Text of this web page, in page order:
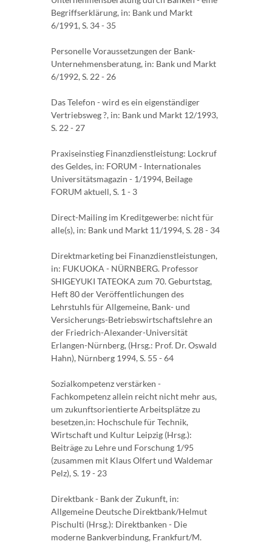
Begriffserklärung, in: Bank und Markt
6/1991, S. 34 - 35
Personelle Voraussetzungen der Bank-
Unternehmensberatung, in: Bank und Markt
6/1992, S. 22 - 26
Das Telefon - wird es ein eigenständiger
Vertriebsweg ?, in: Bank und Markt 12/1993,
S. 22 - 27
Praxiseinstieg Finanzdienstleistung: Lockruf
des Geldes, in: FORUM - Internationales
Universitätsmagazin - 1/1994, Beilage
FORUM aktuell, S. 1 - 3
Direct-Mailing im Kreditgewerbe: nicht für
alle(s), in: Bank und Markt 11/1994, S. 28 - 34
Direktmarketing bei Finanzdienstleistungen,
in: FUKUOKA - NÜRNBERG. Professor
SHIGEYUKI TATEOKA zum 70. Geburtstag,
Heft 80 der Veröffentlichungen des
Lehrstuhls für Allgemeine, Bank- und
Versicherungs-Betriebswirtschaftslehre an
der Friedrich-Alexander-Universität
Erlangen-Nürnberg, (Hrsg.: Prof. Dr. Oswald
Hahn), Nürnberg 1994, S. 55 - 64
Sozialkompetenz verstärken -
Fachkompetenz allein reicht nicht mehr aus,
um zukunftsorientierte Arbeitsplätze zu
besetzen,in: Hochschule für Technik,
Wirtschaft und Kultur Leipzig (Hrsg.):
Beiträge zu Lehre und Forschung 1/95
(zusammen mit Klaus Olfert und Waldemar
Pelz), S. 19 - 23
Direktbank - Bank der Zukunft, in:
Allgemeine Deutsche Direktbank/Helmut
Pischulti (Hrsg.): Direktbanken - Die
moderne Bankverbindung, Frankfurt/M.